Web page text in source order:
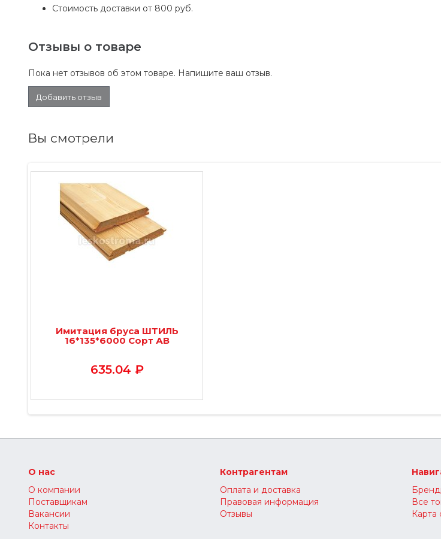
Стоимость доставки от 800 руб.
Отзывы о товаре
Пока нет отзывов об этом товаре. Напишите ваш отзыв.
Добавить отзыв
Вы смотрели
Имитация бруса ШТИЛЬ
16*135*6000 Сорт АВ
635.04 ₽
О нас
О компании
Поставщикам
Вакансии
Контакты
Контрагентам
Оплата и доставка
Правовая информация
Отзывы
Все
Карта